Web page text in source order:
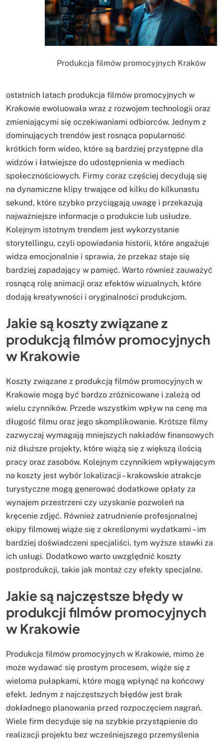
Produkcja filmów promocyjnych Kraków
ostatnich latach produkcja filmów promocyjnych w
Krakowie ewoluowała wraz z rozwojem technologii oraz
zmieniającymi się oczekiwaniami odbiorców. Jednym z
dominujących trendów jest rosnąca popularność
krótkich form wideo, które są bardziej przystępne dla
widzów i łatwiejsze do udostępnienia w mediach
społecznościowych. Firmy coraz częściej decydują się
na dynamiczne klipy trwające od kilku do kilkunastu
sekund, które szybko przyciągają uwagę i przekazują
najważniejsze informacje o produkcie lub usłudze.
Kolejnym istotnym trendem jest wykorzystanie
storytellingu, czyli opowiadania historii, które angażuje
widza emocjonalnie i sprawia, że przekaz staje się
bardziej zapadający w pamięć. Warto również zauważyć
rosnącą rolę animacji oraz efektów wizualnych, które
dodają kreatywności i oryginalności produkcjom.
Jakie są koszty związane z
produkcją filmów promocyjnych
w Krakowie
Koszty związane z produkcją filmów promocyjnych w
Krakowie mogą być bardzo zróżnicowane i zależą od
wielu czynników. Przede wszystkim wpływ na cenę ma
długość filmu oraz jego skomplikowanie. Krótsze filmy
zazwyczaj wymagają mniejszych nakładów finansowych
niż dłuższe projekty, które wiążą się z większą ilością
pracy oraz zasobów. Kolejnym czynnikiem wpływającym
na koszty jest wybór lokalizacji – krakowskie atrakcje
turystyczne mogą generować dodatkowe opłaty za
wynajem przestrzeni czy uzyskanie pozwoleń na
kręcenie zdjęć. Również zatrudnienie profesjonalnej
ekipy filmowej wiąże się z określonymi wydatkami – im
bardziej doświadczeni specjaliści, tym wyższe stawki za
ich usługi. Dodatkowo warto uwzględnić koszty
postprodukcji, takie jak montaż czy efekty specjalne.
Jakie są najczęstsze błędy w
produkcji filmów promocyjnych
w Krakowie
Produkcja filmów promocyjnych w Krakowie, mimo że
może wydawać się prostym procesem, wiąże się z
wieloma pułapkami, które mogą wpłynąć na końcowy
efekt. Jednym z najczęstszych błędów jest brak
dokładnego planowania przed rozpoczęciem nagrań.
Wiele firm decyduje się na szybkie przystąpienie do
realizacji projektu bez wcześniejszego przemyślenia